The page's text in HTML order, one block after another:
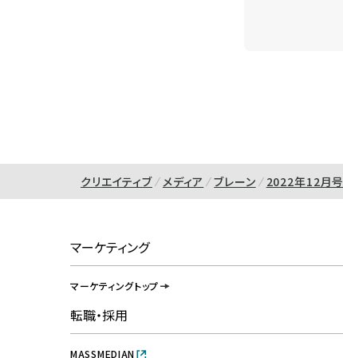
クリエイティブ メディア ブレーン 2022年12月号
マーケティング
マーケティングトップ
転職・採用
MASSMEDIAN